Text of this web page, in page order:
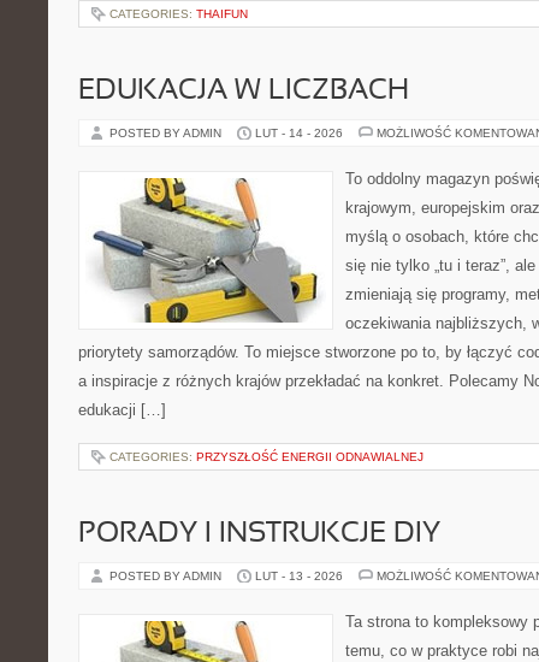
CATEGORIES: THAIFUN
EDUKACJA W LICZBACH
POSTED BY ADMIN LUT - 14 - 2026 MOŻLIWOŚĆ
To oddolny magazyn
krajowym, europejskim
myślą o osobach, które
się nie tylko „tu i teraz”,
zmieniają się programy,
oczekiwania najbliższych,
priorytety samorządów. To miejsce stworzone po to, by łączyć
a inspiracje z różnych krajów przekładać na konkret. Polecamy
edukacji […]
CATEGORIES: PRZYSZŁOŚĆ ENERGII ODNAWIALNEJ
PORADY I INSTRUKCJE DIY
POSTED BY ADMIN LUT - 13 - 2026 MOŻLIWOŚĆ
Ta strona to kompleksowy
temu, co w praktyce robi